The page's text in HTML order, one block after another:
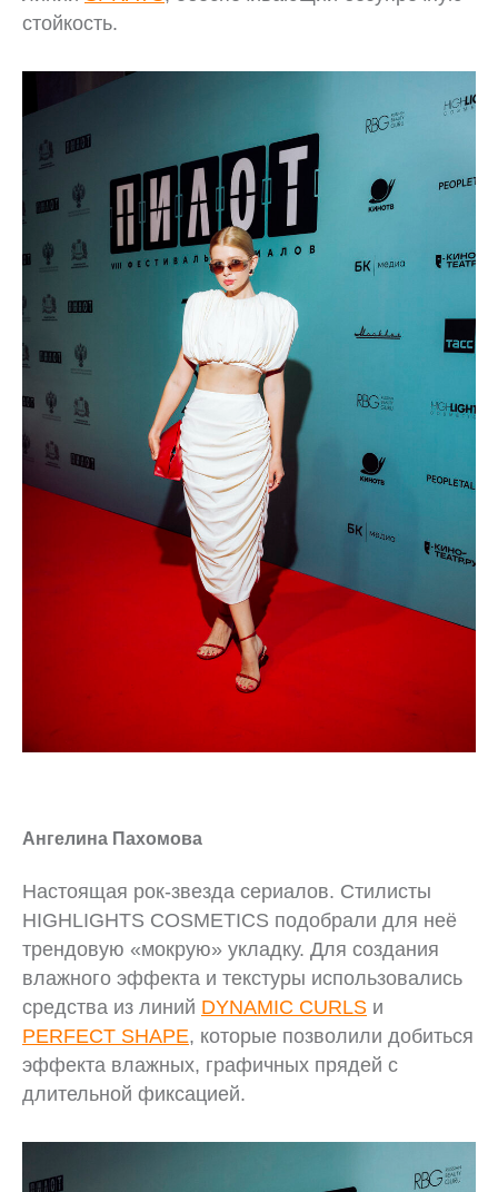
стойкость.
Ангелина Пахомова
Настоящая рок-звезда сериалов. Стилисты
HIGHLIGHTS COSMETICS подобрали для неё
трендовую «мокрую» укладку. Для создания
влажного эффекта и текстуры использовались
средства из линий DYNAMIC CURLS и
PERFECT SHAPE, которые позволили добиться
эффекта влажных, графичных прядей с
длительной фиксацией.